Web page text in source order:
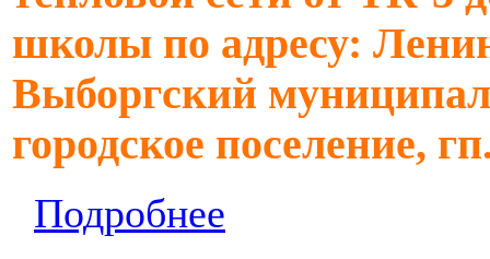
школы по адресу:
Выборгский
городское поселение,
Подробнее